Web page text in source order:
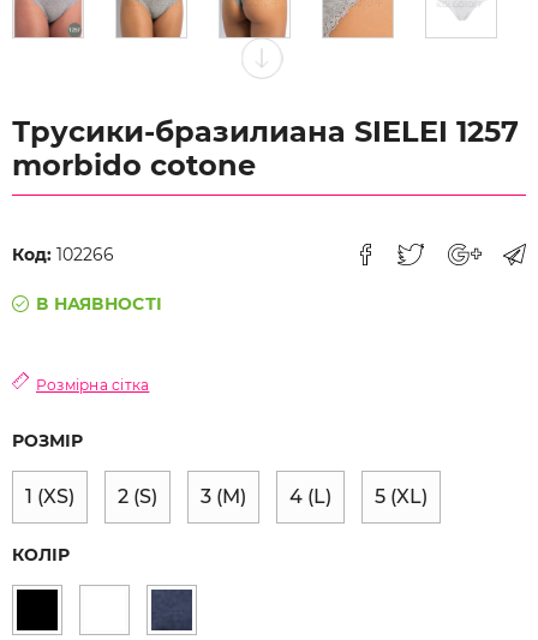
Трусики-бразилиана SIELEI 1257
morbido cotone
Код: 102266
В НАЯВНОСТІ
Розмірна сітка
РОЗМІР
1 (XS) 2 (S) 3 (M) 4 (L) 5 (XL)
КОЛІР